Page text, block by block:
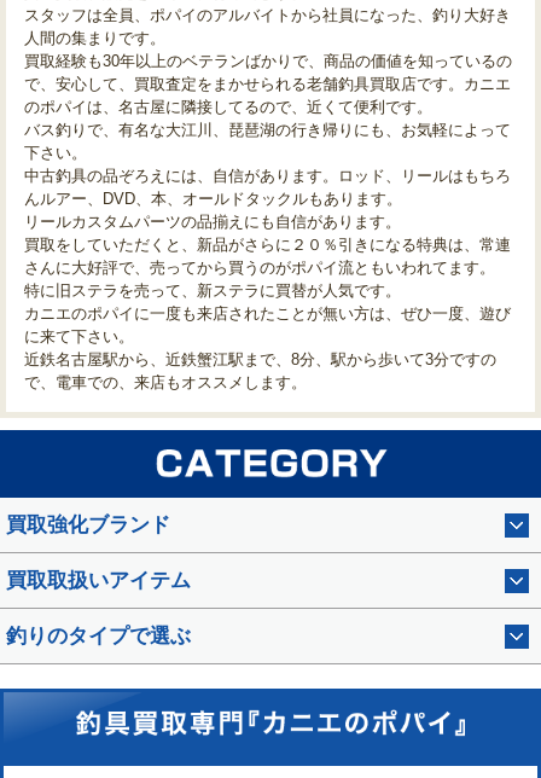
スタッフは全員、ポパイのアルバイトから社員になった、釣り大好き
人間の集まりです。
買取経験も30年以上のベテランばかりで、商品の価値を知っているの
で、安心して、買取査定をまかせられる老舗釣具買取店です。カニエ
のポパイは、名古屋に隣接してるので、近くて便利です。
バス釣りで、有名な大江川、琵琶湖の行き帰りにも、お気軽によって
下さい。
中古釣具の品ぞろえには、自信があります。ロッド、リールはもちろ
んルアー、DVD、本、オールドタックルもあります。
リールカスタムパーツの品揃えにも自信があります。
買取をしていただくと、新品がさらに２０％引きになる特典は、常連
さんに大好評で、売ってから買うのがポパイ流ともいわれてます。
特に旧ステラを売って、新ステラに買替が人気です。
カニエのポパイに一度も来店されたことが無い方は、ぜひ一度、遊び
に来て下さい。
近鉄名古屋駅から、近鉄蟹江駅まで、8分、駅から歩いて3分ですの
で、電車での、来店もオススメします。
買取強化ブランド
買取取扱いアイテム
釣りのタイプで選ぶ